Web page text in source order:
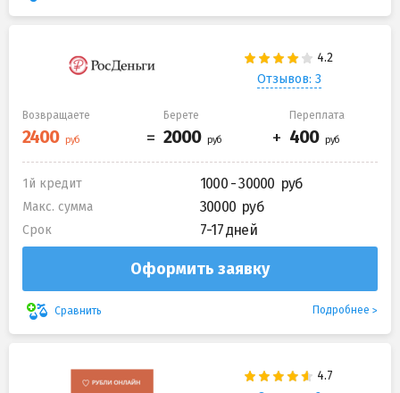
Отзывов: 3
Возвращаете Берете Переплата
1й кредит 1000 - 30000
Макс. сумма 30000
Срок 7-17 дней
Оформить заявку
Сравнить Подробнее